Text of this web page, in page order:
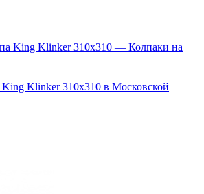
Klinker 310х310 в Московской